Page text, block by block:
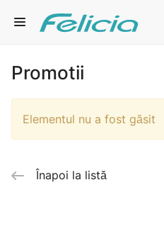
Promotii
Elementul nu a fost găsit
Înapoi la listă